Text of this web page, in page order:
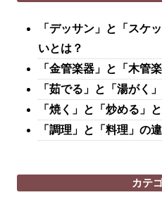
「デッサン」と「スケ
いとは？
「金管楽器」と「木管
「茹でる」と「湯がく
「焼く」と「炒める」
「調理」と「料理」の
カテ